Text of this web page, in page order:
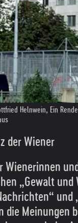
Helnwein, Ein
der Wiener
Wienerinnen
„Gewalt und
und
die Meinungen